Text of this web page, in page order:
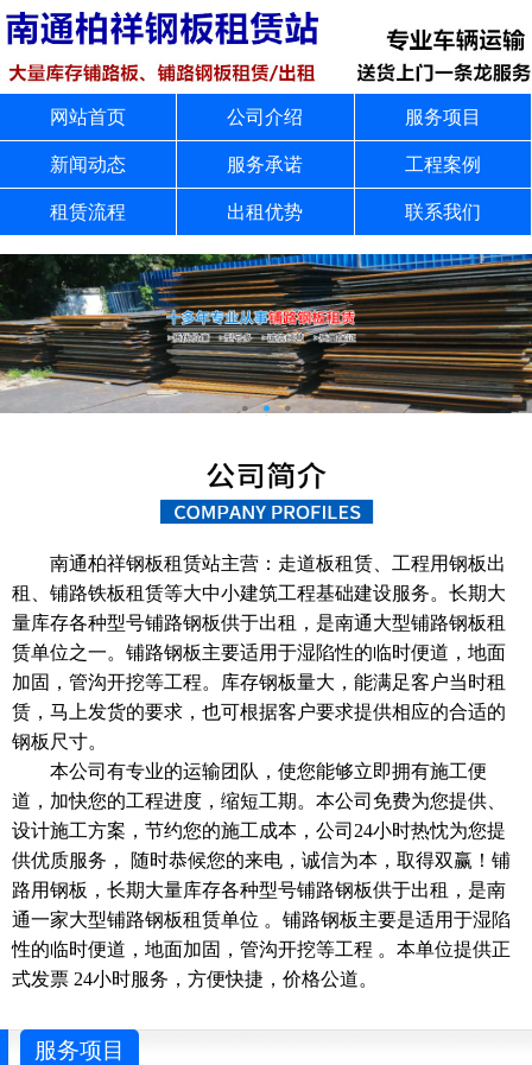
网站首页 公司介绍 服务项目
新闻动态 服务承诺 工程案例
租赁流程 出租优势 联系我们
南通柏祥钢板租赁站主营：走道板租赁、工程用钢板出
租、铺路铁板租赁等大中小建筑工程基础建设服务。长期大
量库存各种型号铺路钢板供于出租，是南通大型铺路钢板租
赁单位之一。铺路钢板主要适用于湿陷性的临时便道，地面
加固，管沟开挖等工程。库存钢板量大，能满足客户当时租
赁，马上发货的要求，也可根据客户要求提供相应的合适的
钢板尺寸。
本公司有专业的运输团队，使您能够立即拥有施工便
道，加快您的工程进度，缩短工期。本公司免费为您提供、
设计施工方案，节约您的施工成本，公司24小时热忱为您提
供优质服务， 随时恭候您的来电，诚信为本，取得双赢！铺
路用钢板，长期大量库存各种型号铺路钢板供于出租，是南
通一家大型铺路钢板租赁单位 。铺路钢板主要是适用于湿陷
性的临时便道，地面加固，管沟开挖等工程 。本单位提供正
式发票 24小时服务，方便快捷，价格公道。
服务项目